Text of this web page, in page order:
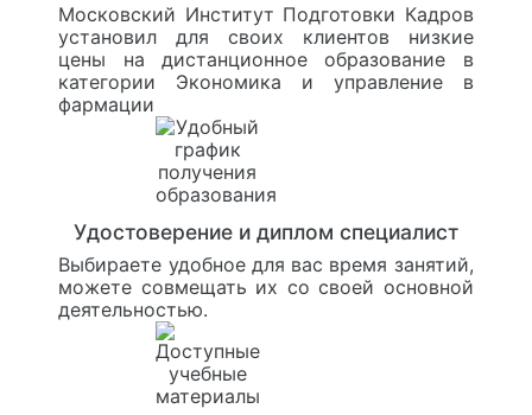
Московский Институт Подготовки Кадров
установил для своих клиентов низкие
цены на дистанционное образование в
категории Экономика и управление в
фармации
Удостоверение и диплом специалист
Выбираете удобное для вас время занятий,
можете совмещать их со своей основной
деятельностью.